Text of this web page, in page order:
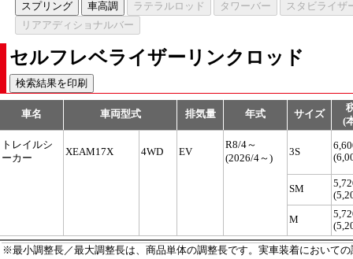
セルフレベライザーリンクロッド
車名 車両型式 排気量 年式 サイズ
(
トレイルシ
ーカー
XEAM17X 4WD EV
R8/4～
(2026/4～)
3S
SM
M
※最小調整長／最大調整長は、商品単体の調整長です。実車装着において